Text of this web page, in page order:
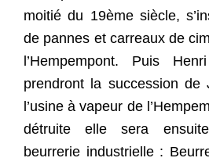
moitié du 19ème siècle,
de pannes et carreaux de
l’Hempempont. Puis
prendront la succession de
l’usine à vapeur de
détruite elle sera
beurrerie industrielle :